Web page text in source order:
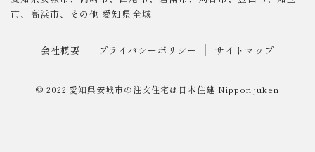
市、高浜市、その他 愛知県全域
会社概要 プライバシーポリシー サイトマップ
© 2022 愛知県安城市の注文住宅は日本住建 Nippon juken